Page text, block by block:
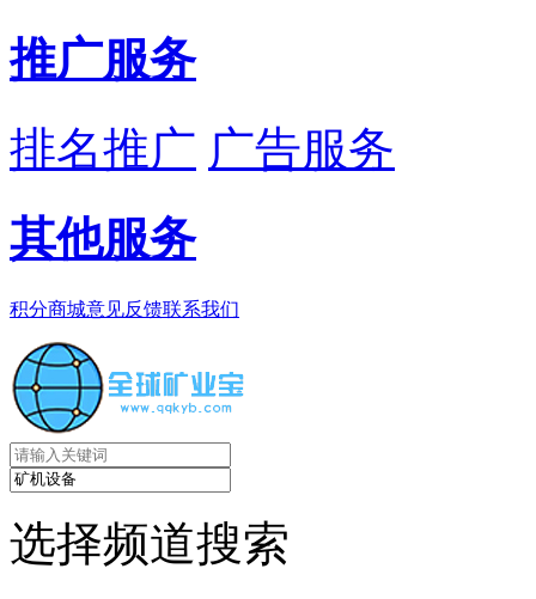
推广服务
排名推广 广告服务
其他服务
积分商城意见反馈联系我们
选择频道搜索